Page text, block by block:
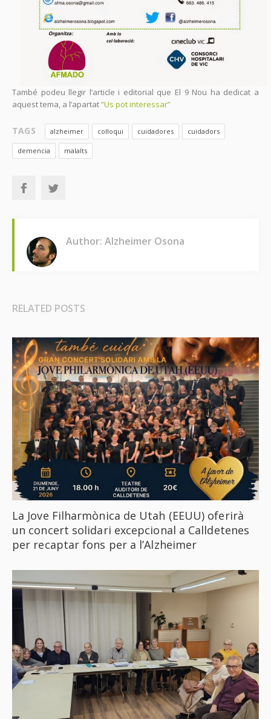
També podeu llegir l’article i editorial que El 9 Nou ha dedicat a
aquest tema, a l’apartat“Us pot interessar”
TAGS alzheimer col·loqui cuidadores cuidadors
demencia malalts
Author: Alzheimer Osona
RELATED POSTS
La Jove Filharmònica de Utah (EEUU) oferirà
un concert solidari excepcional a Calldetenes
per recaptar fons per a l’Alzheimer